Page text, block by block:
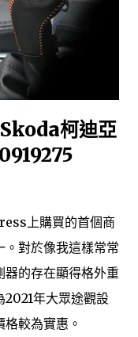
柯迪亞
上購買的首個商
。對於像我這樣常常
器的存在顯得格外重
年大眾途觀設
較為實惠。